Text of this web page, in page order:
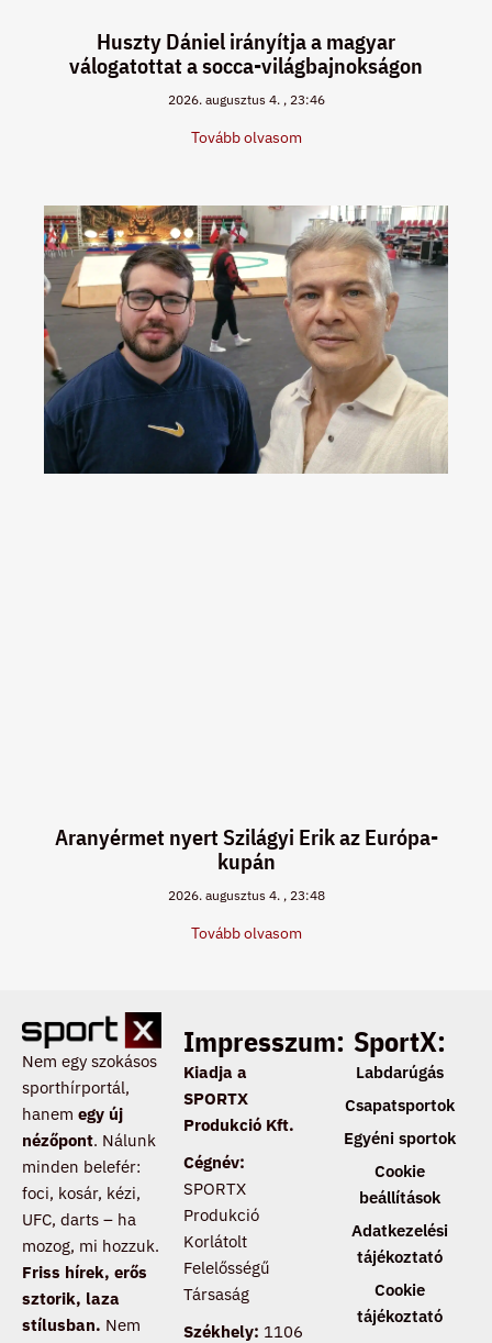
Huszty Dániel irányítja a magyar
válogatottat a socca-világbajnokságon
2026. augusztus 4. 23:46
Tovább olvasom
Aranyérmet nyert Szilágyi Erik az Európa-
kupán
2026. augusztus 4. 23:48
Tovább olvasom
Nem egy szokásos
sporthírportál,
hanem egy új
nézőpont. Nálunk
minden belefér:
foci, kosár, kézi,
UFC, darts – ha
mozog, mi hozzuk.
Friss hírek, erős
sztorik, laza
stílusban. Nem
Impresszum:
Kiadja a
SPORTX
Produkció Kft.
Cégnév:
SPORTX
Produkció
Korlátolt
Felelősségű
Társaság
Székhely: 1106
SportX:
Labdarúgás
Csapatsportok
Egyéni sportok
Cookie
beállítások
Adatkezelési
tájékoztató
Cookie
tájékoztató